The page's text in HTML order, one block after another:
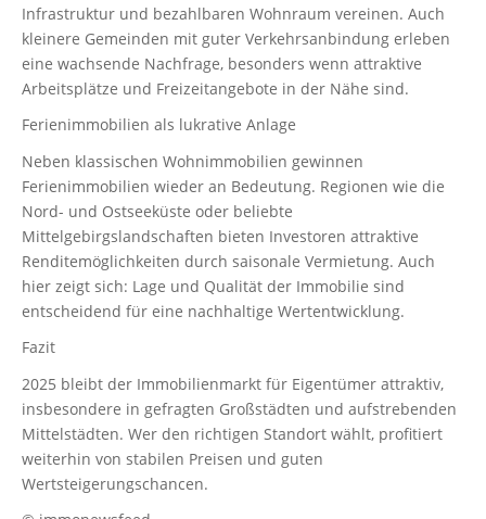
Infrastruktur und bezahlbaren Wohnraum vereinen. Auch
kleinere Gemeinden mit guter Verkehrsanbindung erleben
eine wachsende Nachfrage, besonders wenn attraktive
Arbeitsplätze und Freizeitangebote in der Nähe sind.
Ferienimmobilien als lukrative Anlage
Neben klassischen Wohnimmobilien gewinnen
Ferienimmobilien wieder an Bedeutung. Regionen wie die
Nord- und Ostseeküste oder beliebte
Mittelgebirgslandschaften bieten Investoren attraktive
Renditemöglichkeiten durch saisonale Vermietung. Auch
hier zeigt sich: Lage und Qualität der Immobilie sind
entscheidend für eine nachhaltige Wertentwicklung.
Fazit
2025 bleibt der Immobilienmarkt für Eigentümer attraktiv,
insbesondere in gefragten Großstädten und aufstrebenden
Mittelstädten. Wer den richtigen Standort wählt, profitiert
weiterhin von stabilen Preisen und guten
Wertsteigerungschancen.